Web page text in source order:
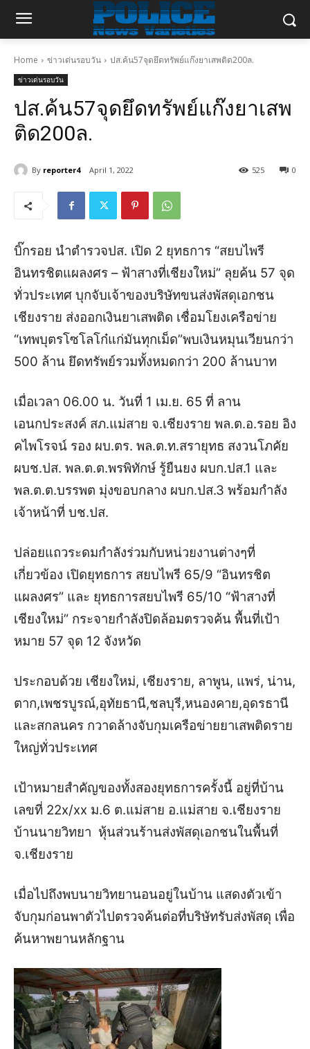
Home ข่าวเด่นรอบวัน ปส.ค้น57จุดยึดทรัพย์แก๊งยาเสพติด200ล.
ข่าวเด่นรอบวัน
ปส.ค้น57จุดยึดทรัพย์แก๊งยาเสพ
ติด200ล.
By reporter4 April 1, 2022 0
525
บิ๊กรอย นำตำรวจปส. เปิด 2 ยุทธการ “สยบไพรี
อินทรชิตแผลงศร – ฟ้าสางที่เชียงใหม่” ลุยค้น 57 จุด
ทั่วประเทศ บุกจับเจ้าของบริษัทขนส่งพัสดุเอกชน
เชียงราย ส่งออกเงินยาเสพติด เชื่อมโยงเครือข่าย
“เทพบุตรโซโลโก๋แก่มันทุกเม็ด”พบเงินหมุนเวียนกว่า
500 ล้าน ยึดทรัพย์รวมทั้งหมดกว่า 200 ล้านบาท
เมื่อเวลา 06.00 น. วันที่ 1 เม.ย. 65 ที่ ลาน
เอนกประสงค์ สภ.แม่สาย จ.เชียงราย พล.ต.อ.รอย อิง
คไพโรจน์ รอง ผบ.ตร. พล.ต.ท.สรายุทธ สงวนโภคัย
ผบช.ปส. พล.ต.ต.พรพิทักษ์ รู้ยืนยง ผบก.ปส.1 และ
พล.ต.ต.บรรพต มุ่งขอบกลาง ผบก.ปส.3 พร้อมกำลัง
เจ้าหน้าที่ บช.ปส.
ปล่อยแถวระดมกำลังร่วมกับหน่วยงานต่างๆที่
เกี่ยวข้อง เปิดยุทธการ สยบไพรี 65/9 “อินทรชิต
แผลงศร” และ ยุทธการสยบไพรี 65/10 “ฟ้าสางที่
เชียงใหม่” กระจายกำลังปิดล้อมตรวจค้น พื้นที่เป้า
หมาย 57 จุด 12 จังหวัด
ประกอบด้วย เชียงใหม่, เชียงราย, ลาพูน, แพร่, น่าน,
ตาก,เพชรบูรณ์,อุทัยธานี,ชลบุรี,หนองคาย,อุดรธานี
และสกลนคร กวาดล้างจับกุมเครือข่ายยาเสพติดราย
ใหญ่ทั่วประเทศ
เป้าหมายสำคัญของทั้งสองยุทธการครั้งนี้ อยู่ที่บ้าน
เลขที่ 22x/xx ม.6 ต.แม่สาย อ.แม่สาย จ.เชียงราย
บ้านนายวิทยา หุ้นส่วนร้านส่งพัสดุเอกชนในพื้นที่
จ.เชียงราย
เมื่อไปถึงพบนายวิทยานอนอยู่ในบ้าน แสดงตัวเข้า
จับกุมก่อนพาตัวไปตรวจค้นต่อที่บริษัทรับส่งพัสดุ เพื่อ
ค้นหาพยานหลักฐาน